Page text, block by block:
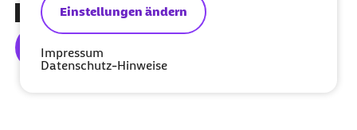
Einstellungen ändern
Impressum
Datenschutz-Hinweise
Wirksamkeit wissenschaftlich belegt
Mehr erfahren